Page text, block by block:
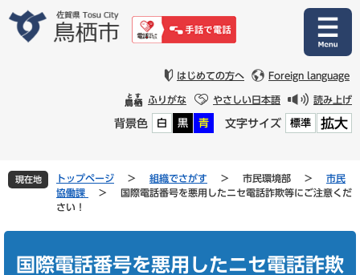
文
はじめての方へ Foreign language
ふりがな やさしい日本語 読み上げ
背景色 白 黒 青 文字サイズ 標準 拡大
現在地 トップページ > 組織でさがす > 市民環境部 >
市民
協働課
>
国際電話番号を悪用したニセ電話詐欺等にご注意くだ
さい！
国際電話番号を悪用したニセ電話詐欺